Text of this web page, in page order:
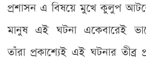
প্রশাসন এ বিষয়ে মুখে কুলুপ
মানুষ এই ঘটনা একেবারেই
তাঁরা প্রকাশ্যেই এই ঘটনার তীব্র